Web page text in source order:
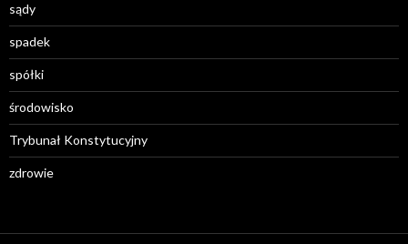
sądy
spadek
spółki
środowisko
Trybunał Konstytucyjny
zdrowie